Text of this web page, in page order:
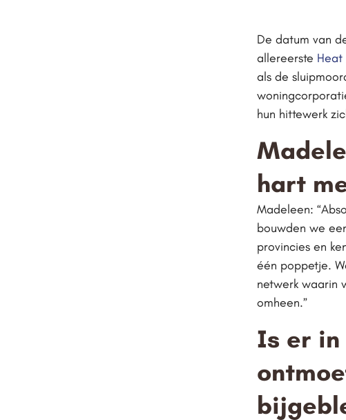
De datum van
allereerste Heat
als de
hun hittewerk
hart
Madeleen:
bouwden we
provincies en
één poppetje.
netwerk waarin
omheen.”
Is er